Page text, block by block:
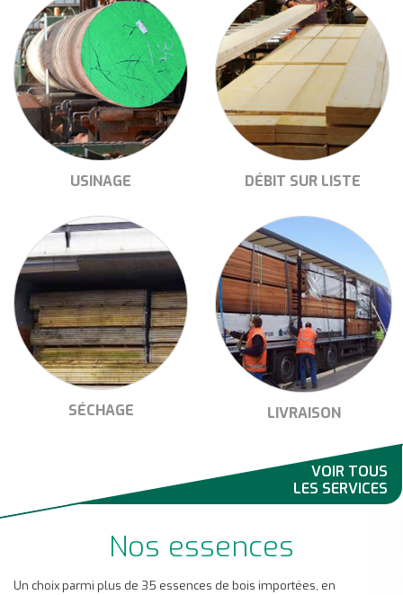
USINAGE DÉBIT SUR LISTE
SÉCHAGE LIVRAISON
VOIR TOUS
LES SERVICES
Nos essences
Un choix parmi plus de 35 essences de bois importées, en